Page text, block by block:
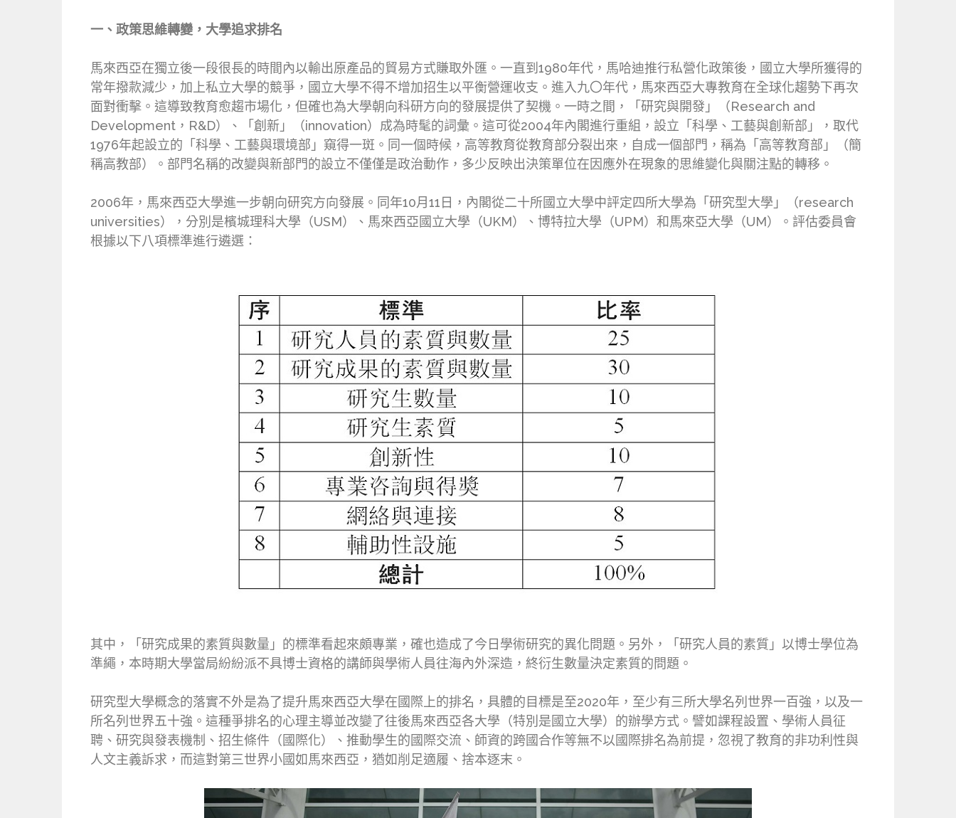
一、政策思維轉變，大學追求排名
馬來西亞在獨立後一段很長的時間內以輸出原產品的貿易方式賺取外匯。一直到1980年代，馬哈迪推行私營化政策後，國立大學所獲得的
常年撥款減少，加上私立大學的競爭，國立大學不得不增加招生以平衡營運收支。進入九〇年代，馬來西亞大專教育在全球化趨勢下再次
面對衝擊。這導致教育愈趨市場化，但確也為大學朝向科研方向的發展提供了契機。一時之間，「研究與開發」（Research and
Development，R&D）、「創新」（innovation）成為時髦的詞彙。這可從2004年內閣進行重組，設立「科學、工藝與創新部」，取代
1976年起設立的「科學、工藝與環境部」窺得一斑。同一個時候，高等教育從教育部分裂出來，自成一個部門，稱為「高等教育部」（簡
稱高教部）。部門名稱的改變與新部門的設立不僅僅是政治動作，多少反映出決策單位在因應外在現象的思維變化與關注點的轉移。
2006年，馬來西亞大學進一步朝向研究方向發展。同年10月11日，內閣從二十所國立大學中評定四所大學為「研究型大學」（research
universities），分別是檳城理科大學（USM）、馬來西亞國立大學（UKM）、博特拉大學（UPM）和馬來亞大學（UM）。評估委員會
根據以下八項標準進行遴選：
其中，「研究成果的素質與數量」的標準看起來頗專業，確也造成了今日學術研究的異化問題。另外，「研究人員的素質」以博士學位為
準繩，本時期大學當局紛紛派不具博士資格的講師與學術人員往海內外深造，終衍生數量決定素質的問題。
研究型大學概念的落實不外是為了提升馬來西亞大學在國際上的排名，具體的目標是至2020年，至少有三所大學名列世界一百強，以及一
所名列世界五十強。這種爭排名的心理主導並改變了往後馬來西亞各大學（特別是國立大學）的辦學方式。譬如課程設置、學術人員征
聘、研究與發表機制、招生條件（國際化）、推動學生的國際交流、師資的跨國合作等無不以國際排名為前提，忽視了教育的非功利性與
人文主義訴求，而這對第三世界小國如馬來西亞，猶如削足適履、捨本逐末。